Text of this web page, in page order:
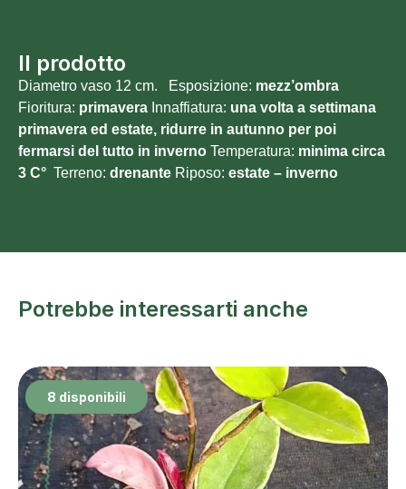
Il prodotto
Diametro vaso 12 cm. Esposizione: mezz’ombra
Fioritura: primavera Innaffiatura: una volta a settimana
primavera ed estate, ridurre in autunno per poi
fermarsi del tutto in inverno Temperatura: minima circa
3 C° Terreno: drenante Riposo: estate – inverno
Potrebbe interessarti anche
8 disponibili